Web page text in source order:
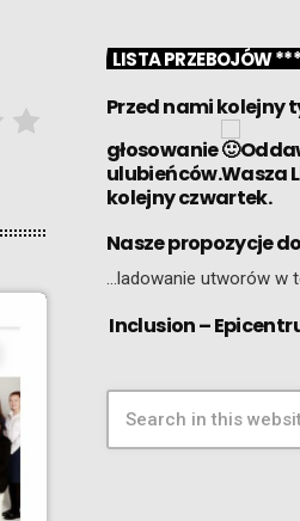
LISTA PRZEBOJÓW
Przed nami kolejny
głosowanie
ulubieńców.Wasza
kolejny czwartek.
Nasze propozycje
…ladowanie utworów w
Inclusion –